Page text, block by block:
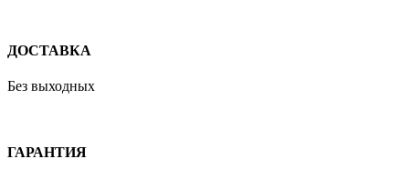
ДОСТАВКА
Без выходных
ГАРАНТИЯ